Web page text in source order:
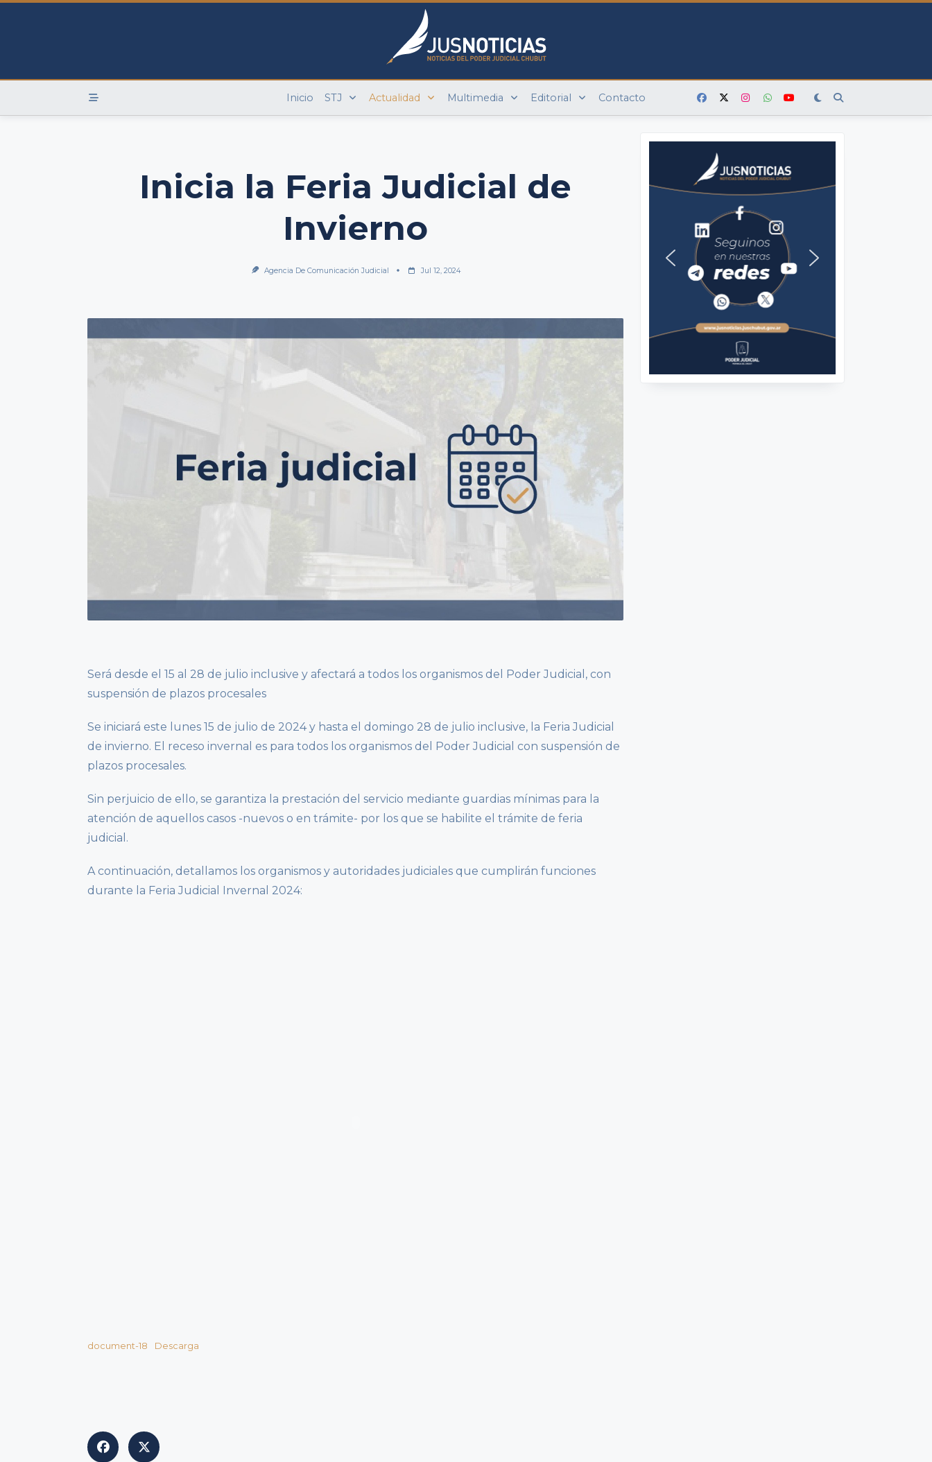
Skip
Inicio STJ Actualidad Multimedia Editorial Contacto
Inicia la Feria Judicial de
Invierno
Agencia De Comunicación Judicial Jul 12, 2024
Será desde el 15 al 28 de julio inclusive y afectará a todos los organismos del Poder Judicial, con
suspensión de plazos procesales
Se iniciará este lunes 15 de julio de 2024 y hasta el domingo 28 de julio inclusive, la Feria Judicial
de invierno. El receso invernal es para todos los organismos del Poder Judicial con suspensión de
plazos procesales.
Sin perjuicio de ello, se garantiza la prestación del servicio mediante guardias mínimas para la
atención de aquellos casos -nuevos o en trámite- por los que se habilite el trámite de feria
judicial.
A continuación, detallamos los organismos y autoridades judiciales que cumplirán funciones
durante la Feria Judicial Invernal 2024:
document-18 Descarga